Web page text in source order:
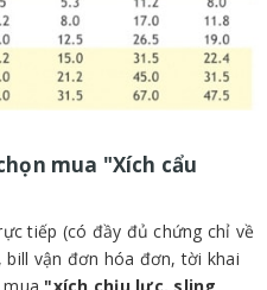
mua "Xích cẩu
tiếp (có đầy đủ chứng chỉ về
bill vận đơn hóa đơn, tời khai